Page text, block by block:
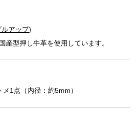
アップ)
産型押し牛革を使用しています。
1点（内径：約5mm）